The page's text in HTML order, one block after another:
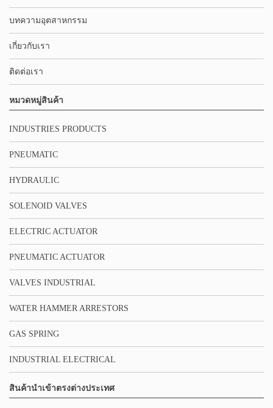
บทความอุตสาหกรรม
เกี่ยวกับเรา
ติดต่อเรา
หมวดหมู่สินค้า
INDUSTRIES PRODUCTS
PNEUMATIC
HYDRAULIC
SOLENOID VALVES
ELECTRIC ACTUATOR
PNEUMATIC ACTUATOR
VALVES INDUSTRIAL
WATER HAMMER ARRESTORS
GAS SPRING
INDUSTRIAL ELECTRICAL
สินค้านำเข้าตรงต่างประเทศ